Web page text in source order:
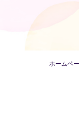
ホームペ